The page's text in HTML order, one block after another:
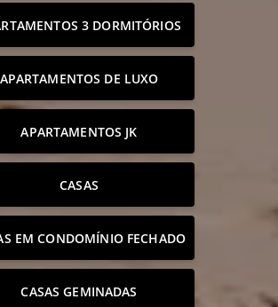
3 DORMITÓRIOS
APARTAMENTOS DE LUXO
APARTAMENTOS JK
CASAS
EM CONDOMÍNIO FECHADO
CASAS GEMINADAS